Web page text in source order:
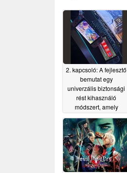
2. kapcsoló: A fejlesztő
bemutat egy
univerzális biztonsági
rést kihasználó
módszert, amely
is működik07/21/2026